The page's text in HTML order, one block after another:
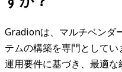
Gradionは、マルチベンダ
テムの構築を専門として
運用要件に基づき、最適